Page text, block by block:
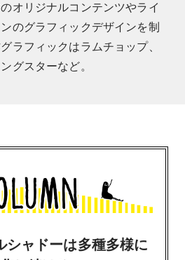
オリジナルコンテンツやライ
のグラフィックデザインを制
ラフィックはラムチョップ、
グスターなど。
シャドーは多種多様に